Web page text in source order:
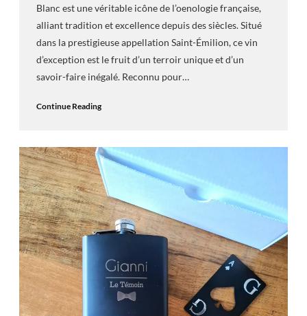
Blanc est une véritable icône de l’oenologie française,
alliant tradition et excellence depuis des siècles. Situé
dans la prestigieuse appellation Saint-Émilion, ce vin
d’exception est le fruit d’un terroir unique et d’un
savoir-faire inégalé. Reconnu pour…
Continue Reading